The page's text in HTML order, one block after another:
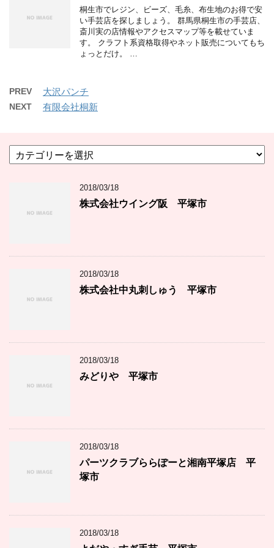
桐生市でレジン、ビーズ、毛糸、布生地のお得で安
い手芸店を探しましょう。 群馬県桐生市の手芸店、
斎川実の店情報やアクセスマップ等を載せていま
す。 クラフト系資格取得やネット販売についてもち
ょっとだけ。 …
PREV 大沢パンチ
NEXT 有限会社桐新
テ
2018/03/18
株式会社ウイング阪 平塚市
2018/03/18
株式会社中丸刺しゅう 平塚市
2018/03/18
みどりや 平塚市
2018/03/18
パーツクラブららぽーと湘南平塚店 平
塚市
2018/03/18